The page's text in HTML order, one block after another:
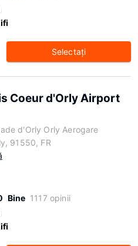
Selectaţi
Coeur d'Orly Airport
d'Orly Orly Aerogare
91550, FR
Bine 1117 opinii